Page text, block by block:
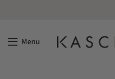
Menu